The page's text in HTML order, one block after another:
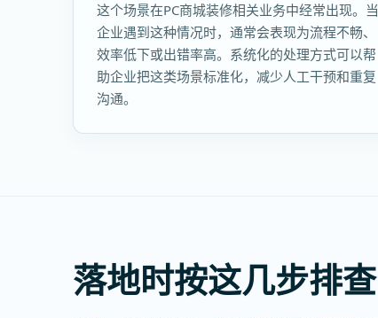
这个场景在PC商城装修相关业务中经常出现。当
企业遇到这种情况时，通常会表现为流程不畅、
效率低下或出错率高。系统化的处理方式可以帮
助企业把这类场景标准化，减少人工干预和重复
沟通。
落地时按这几步排查